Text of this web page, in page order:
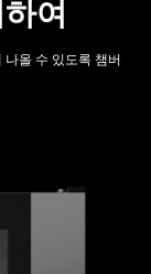
여
나올 수 있도록 챔버